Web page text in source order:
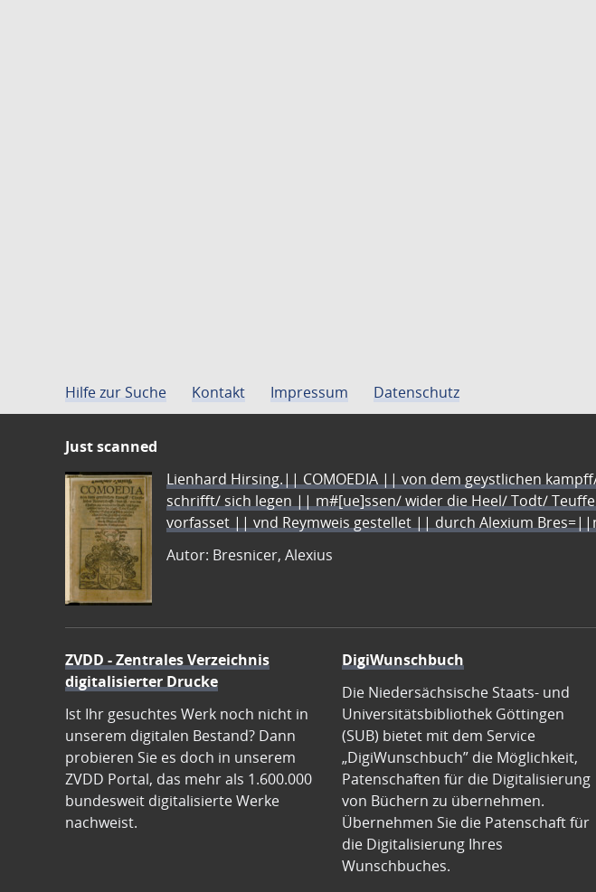
Hilfe zur Suche Kontakt Impressum Datenschutz
Just scanned
Lienhard Hirsing.|| COMOEDIA || von dem geystlichen
schrifft/ sich legen || m#[ue]ssen/ wider die Heel/ Todt/
vorfasset || vnd Reymweis gestellet || durch Alexium
Autor: Bresnicer, Alexius
ZVDD - Zentrales Verzeichnis
digitalisierter Drucke
Ist Ihr gesuchtes Werk noch nicht in
unserem digitalen Bestand? Dann
probieren Sie es doch in unserem
ZVDD Portal, das mehr als 1.600.000
bundesweit digitalisierte Werke
nachweist.
DigiWunschbuch
Die Niedersächsische Staats- und
Universitätsbibliothek Göttingen
(SUB) bietet mit dem Service
„DigiWunschbuch” die Möglichkeit,
Patenschaften für die Digitalisierung
von Büchern zu übernehmen.
Übernehmen Sie die Patenschaft für
die Digitalisierung Ihres
Wunschbuches.